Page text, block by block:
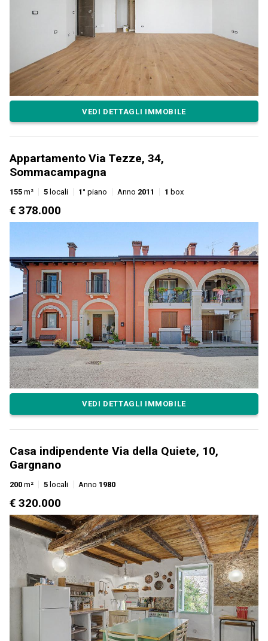
VEDI DETTAGLI IMMOBILE
Appartamento Via Tezze, 34,
Sommacampagna
155 m² 5 locali 1° piano Anno 2011 1 box
€ 378.000
VEDI DETTAGLI IMMOBILE
Casa indipendente Via della Quiete, 10,
Gargnano
200 m² 5 locali Anno 1980
€ 320.000